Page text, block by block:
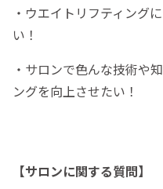
・ウエイトリフティング
い！
・サロンで色んな技術や
ングを向上させたい！
【サロンに関する質問】